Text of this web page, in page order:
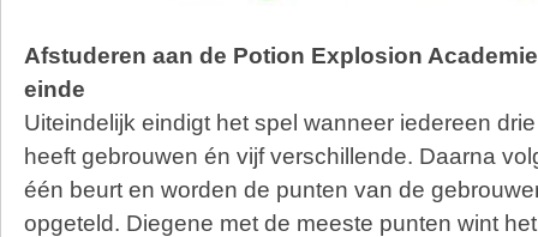
Afstuderen aan de Potion Explosion
einde
Uiteindelijk eindigt het spel wanneer iedereen
heeft gebrouwen én vijf verschillende. Daarna
één beurt en worden de punten van de
opgeteld. Diegene met de meeste punten wint